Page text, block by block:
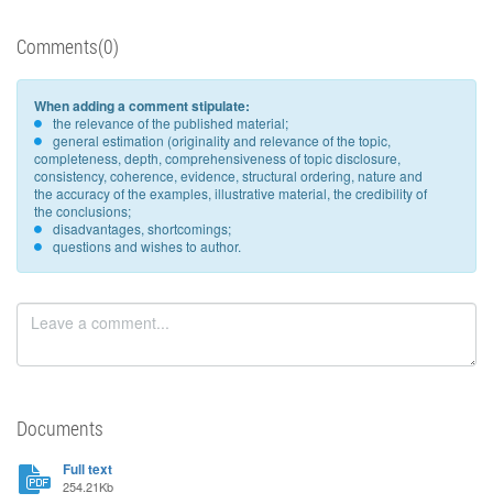
Comments(0)
When adding a comment stipulate:
the relevance of the published material;
general estimation (originality and relevance of the topic,
completeness, depth, comprehensiveness of topic disclosure,
consistency, coherence, evidence, structural ordering, nature and
the accuracy of the examples, illustrative material, the credibility of
the conclusions;
disadvantages, shortcomings;
questions and wishes to author.
Documents
Full text
254.21Kb